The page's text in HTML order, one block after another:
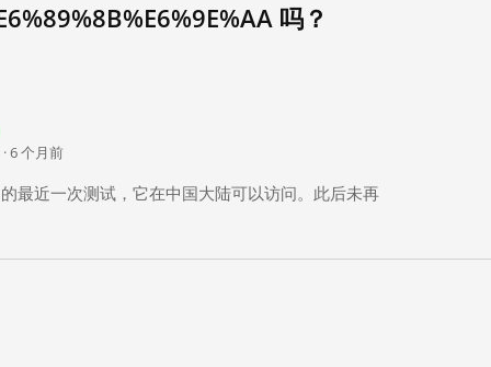
吗？
6 个月前
最近一次测试，它在中国大陆可以访问。此后未再